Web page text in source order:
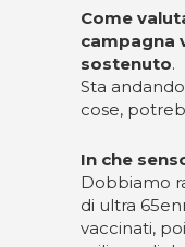
Come
campagna
sostenuto.
Sta
cose,
In che
Dobbiamo
di ultra
vaccinati,